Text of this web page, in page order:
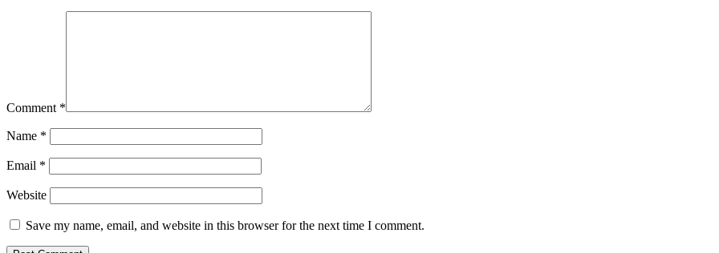
Comment *
Name *
Email *
Website
Save my name, email, and website in this browser for the next time I comment.